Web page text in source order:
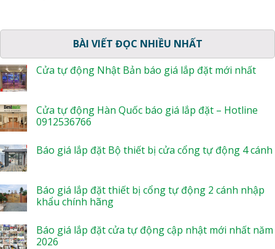
BÀI VIẾT ĐỌC NHIỀU NHẤT
Cửa tự động Nhật Bản báo giá lắp đặt mới nhất
Cửa tự động Hàn Quốc báo giá lắp đặt – Hotline
0912536766
Báo giá lắp đặt Bộ thiết bị cửa cổng tự động 4 cánh
Báo giá lắp đặt thiết bị cổng tự động 2 cánh nhập
khẩu chính hãng
Báo giá lắp đặt cửa tự động cập nhật mới nhất năm
2026